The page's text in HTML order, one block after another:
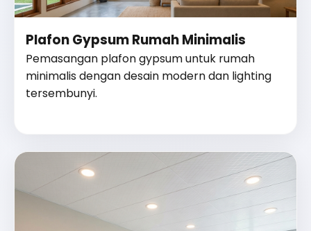
Plafon Gypsum Rumah Minimalis
Pemasangan plafon gypsum untuk rumah
minimalis dengan desain modern dan lighting
tersembunyi.